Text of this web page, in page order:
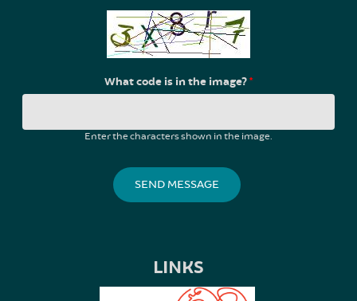
What code is in the image?*
Enter the characters shown in the image.
LINKS